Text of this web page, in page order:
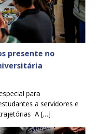
presente no
para
a servidores e
A […]